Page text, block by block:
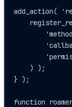
add_action(
    ) );
} );
function